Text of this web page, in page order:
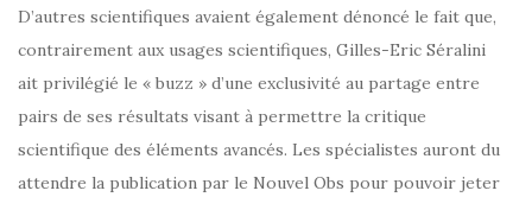
D’autres scientifiques avaient également dénoncé le fait que,
contrairement aux usages scientifiques, Gilles-Eric Séralini
ait privilégié le « buzz » d’une exclusivité au partage entre
pairs de ses résultats visant à permettre la critique
scientifique des éléments avancés. Les spécialistes auront du
attendre la publication par le Nouvel Obs pour pouvoir jeter